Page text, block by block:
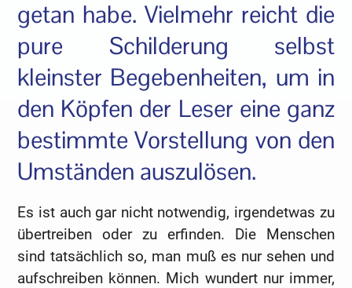
getan habe. Vielmehr reicht die
pure Schilderung selbst
kleinster Begebenheiten, um in
den Köpfen der Leser eine ganz
bestimmte Vorstellung von den
Umständen auszulösen.
Es ist auch gar nicht notwendig, irgendetwas zu
übertreiben oder zu erfinden. Die Menschen
sind tatsächlich so, man muß es nur sehen und
aufschreiben können. Mich wundert nur immer,